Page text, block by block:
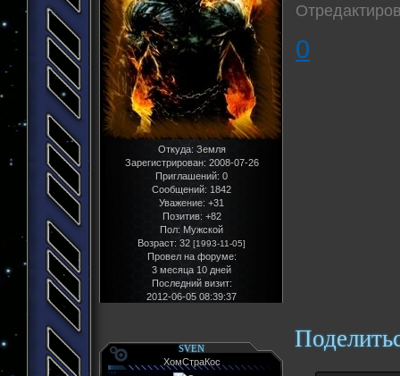
Откуда: Земля
Зарегистрирован: 2008-07-26
Приглашений: 0
Сообщений: 1842
Уважение: +31
Позитив: +82
Пол: Мужской
Возраст: 32 [1993-11-05]
Провел на форуме:
3 месяца 10 дней
Последний визит:
2012-06-05 08:39:37
0
SVEN
ХомСтраКос